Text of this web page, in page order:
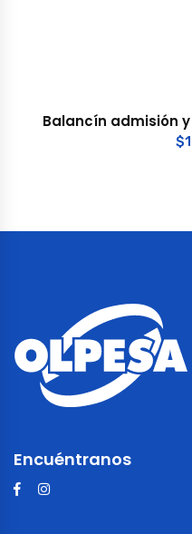
Balancín admisión
$
Encuéntranos